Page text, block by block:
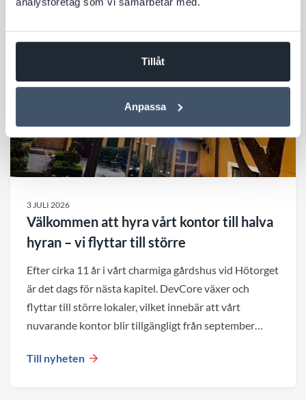
Tillåt
Anpassa
avgörande för synligheten.
3 JULI 2026
Välkommen att hyra vårt kontor till halva
hyran – vi flyttar till större
Efter cirka 11 år i vårt charmiga gårdshus vid Hötorget
är det dags för nästa kapitel. DevCore växer och
flyttar till större lokaler, vilket innebär att vårt
nuvarande kontor blir tillgängligt från september
Till nyheten